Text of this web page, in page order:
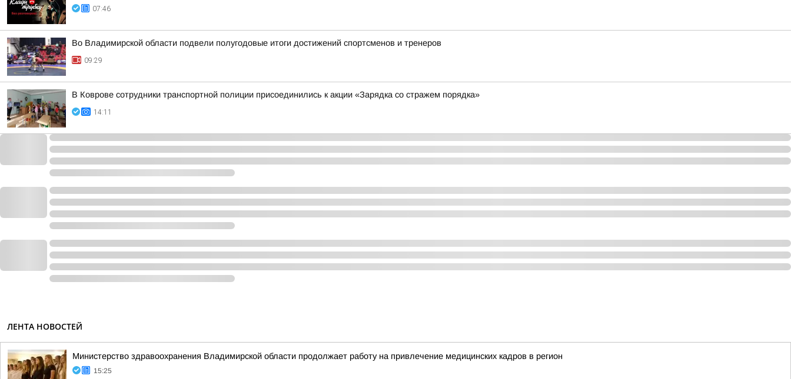
07:46
Во Владимирской области подвели полугодовые итоги достижений спортсменов и тренеров
09:29
В Коврове сотрудники транспортной полиции присоединились к акции «Зарядка со стражем порядка»
14:11
ЛЕНТА НОВОСТЕЙ
Министерство здравоохранения Владимирской области продолжает работу на привлечение медицинских кадров в регион
15:25